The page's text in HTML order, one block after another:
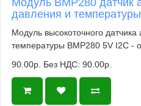
давления и температуры
Модуль высокоточного
температуры BMP280 5V I2C -
90.00р. Без НДС: 90.00р.